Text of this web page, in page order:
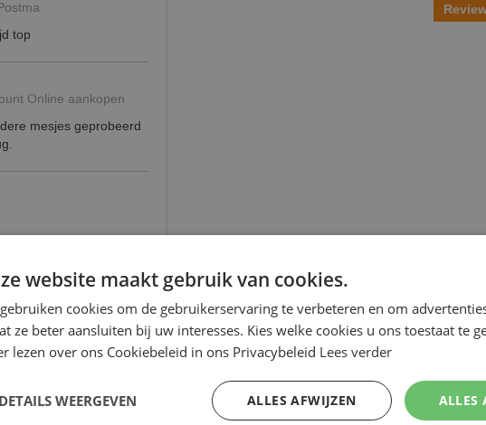
top
Online aankopen
mesjes geprobeerd
website maakt gebruik van cookies.
cookies om de gebruikerservaring te verbeteren en om
ze beter aansluiten bij uw interesses. Kies welke cookies u ons toestaat te
lezen over ons Cookiebeleid in ons Privacybeleid Lees verder
ALLES
ALLES AFWIJZEN
DETAILS WEERGEVEN